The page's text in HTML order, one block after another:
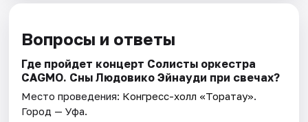
Вопросы и ответы
Где пройдет концерт Солисты оркестра
CAGMO. Сны Людовико Эйнауди при свечах?
Место проведения: Конгресс-холл «Торатау».
Город — Уфа.